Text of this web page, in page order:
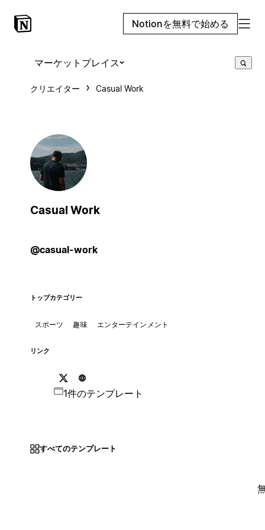
Notionを無料で始める
マーケットプレイス
クリエイター Casual Work
Casual Work
@casual-work
トップカテゴリー
スポーツ 趣味 エンターテインメント
リンク
1件のテンプレート
すべてのテンプレート